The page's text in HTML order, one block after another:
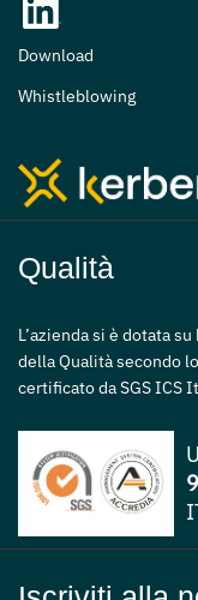
Download
Whistleblowing
Qualità
L’azienda si è dotata
della Qualità secondo
certificato da SGS ICS